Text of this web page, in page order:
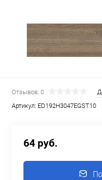
Отзывов: 0
Артикул: ED192H3047EGST10
64 руб.